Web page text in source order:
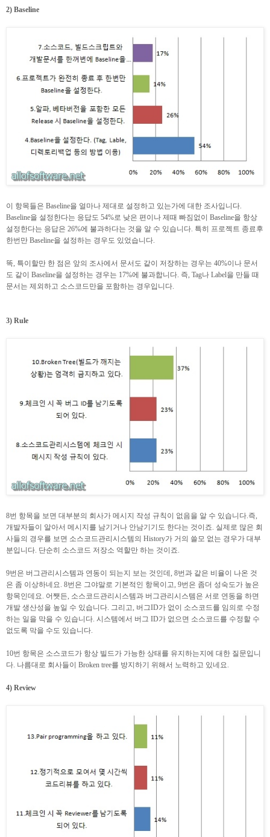
2) Baseline
이 항목들은 Baseline을 얼마나 제대로 설정하고 있는가에 대한 조사입니다.
Baseline을 설정한다는 응답도 54%로 낮은 편이나 제때 빠짐없이 Baseline을 항상
설정한다는 응답은 26%에 불과하다는 것을 알 수 있습니다. 특히 프로젝트 종료후
한번만 Baseline을 설정하는 경우도 있었습니다.
똑, 특이할만 한 점은 앞의 조사에서 문서도 같이 저장하는 경우는 40%이나 문서
도 같이 Baseline을 설정하는 경우는 17%에 불과합니다. 즉, Tag나 Label을 만들 때
문서는 제외하고 소스코드만을 포함하는 경우입니다.
3) Rule
8번 항목을 보면 대부분의 회사가 메시지 작성 규칙이 없음을 알 수 있습니다.즉,
개발자들이 알아서 메시지를 남기거나 안남기기도 한다는 것이죠. 실제로 많은 회
사들의 경우를 보면 소스코드관리시스템의 History가 거의 쓸모 없는 경우가 대부
분입니다. 단순히 소스코드 저장소 역할만 하는 것이죠.
9번은 버그관리시스템과 연동이 되는지 보는 것인데, 8번과 같은 비율이 나온 것
은 좀 이상하네요. 8번은 그야말로 기본적인 항목이고, 9번은 좀더 성숙도가 높은
항목인데요. 어쨋든, 소스코드관리시스템과 버그관리시스템은 서로 연동을 하면
개발 생산성을 높일 수 있습니다. 그리고, 버그ID가 없이 소스코드를 임의로 수정
하는 일을 막을 수 있습니다. 시스템에서 버그 ID가 없으면 소스코드를 수정할 수
없도록 막을 수도 있습니다.
10번 항목은 소스코드가 항상 빌드가 가능한 상태를 유지하는지에 대한 질문입니
다. 나름대로 회사들이 Broken tree를 방지하기 위해서 노력하고 있네요.
4) Review